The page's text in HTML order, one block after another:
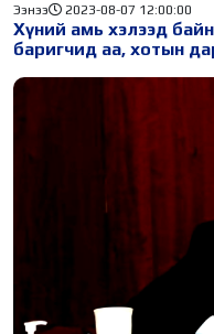
Хүний амь хэлээд
баригчид аа, хотын
Ээнээ 2023-08-07 12:00:00